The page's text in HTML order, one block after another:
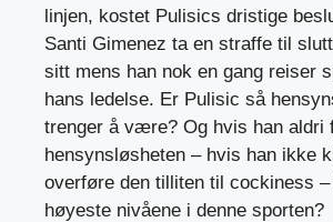
linjen, kostet Pulisics dristige
Santi Gimenez ta en straffe til
sitt mens han nok en gang reiser
hans ledelse. Er Pulisic så
trenger å være? Og hvis han aldri
hensynsløsheten – hvis han ikke
overføre den tilliten til cockiness
høyeste nivåene i denne sporten?